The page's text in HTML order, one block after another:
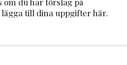
till dina uppgifter här.